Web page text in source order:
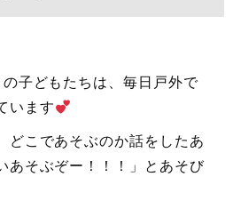
子どもたちは、毎日戸外で
います
どこであそぶのか話をしたあ
あそぶぞー！！！」とあそび